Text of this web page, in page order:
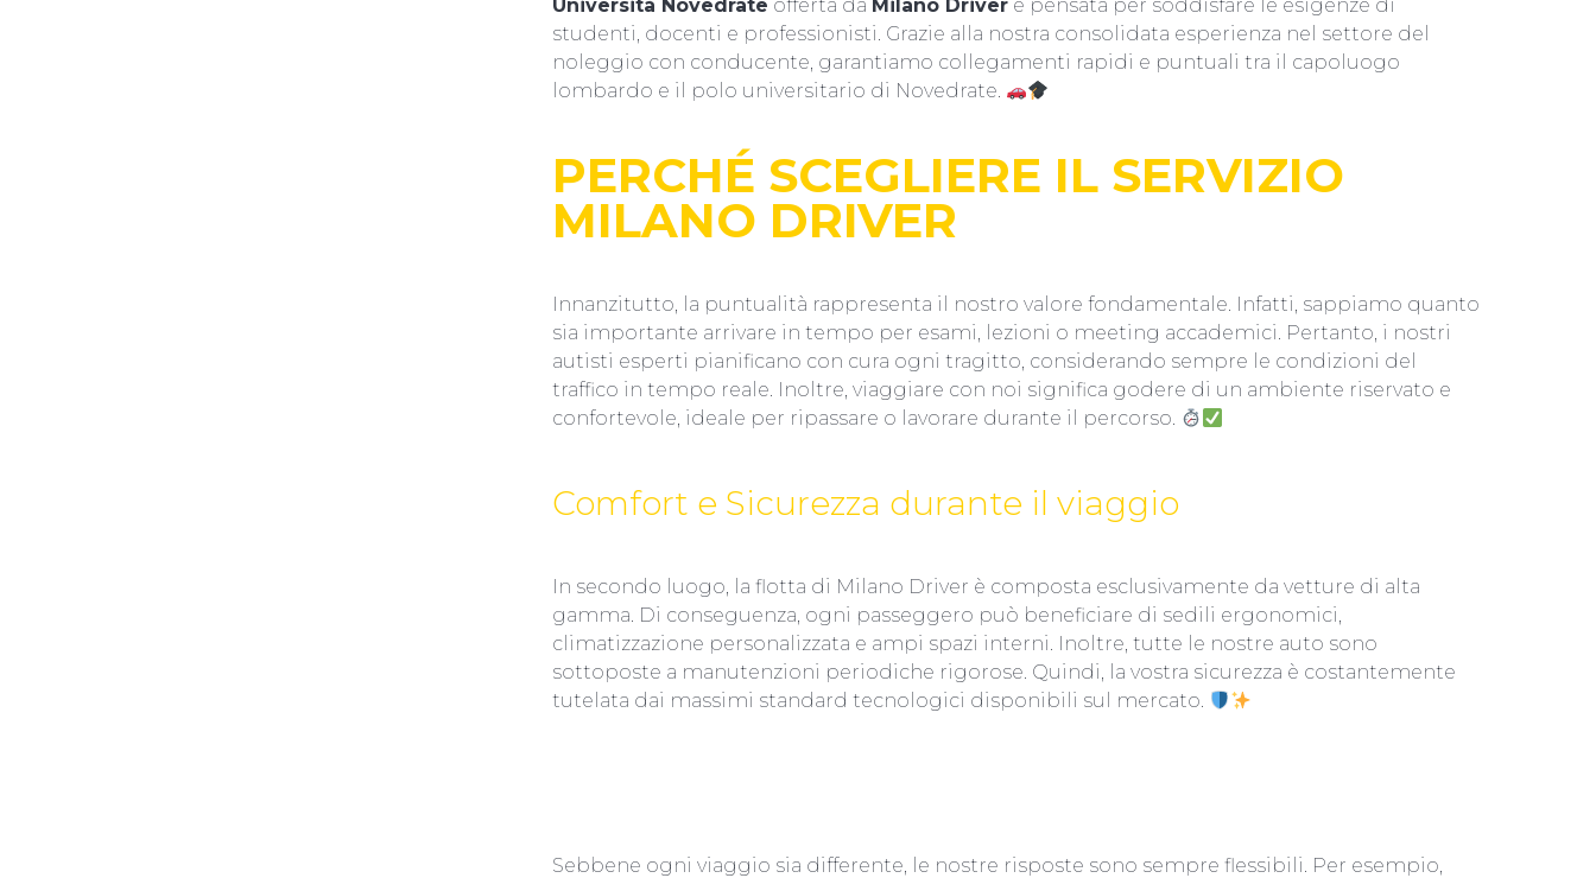
Università Novedrate offerta da Milano Driverè pensata per soddisfare le esigenze di
studenti, docenti e professionisti. Grazie alla nostra consolidata esperienza nel settore del
noleggio con conducente, garantiamo collegamenti rapidi e puntuali tra il capoluogo
lombardo e il polo universitario di Novedrate.
PERCHÉ SCEGLIERE IL SERVIZIO
MILANO DRIVER
Innanzitutto, la puntualità rappresenta il nostro valore fondamentale. Infatti, sappiamo quanto
sia importante arrivare in tempo per esami, lezioni o meeting accademici. Pertanto, i nostri
autisti esperti pianificano con cura ogni tragitto, considerando sempre le condizioni del
traffico in tempo reale. Inoltre, viaggiare con noi significa godere di un ambiente riservato e
confortevole, ideale per ripassare o lavorare durante il percorso.
Comfort e Sicurezza durante il viaggio
In secondo luogo, la flotta di Milano Driver è composta esclusivamente da vetture di alta
gamma. Di conseguenza, ogni passeggero può beneficiare di sedili ergonomici,
climatizzazione personalizzata e ampi spazi interni. Inoltre, tutte le nostre auto sono
sottoposte a manutenzioni periodiche rigorose. Quindi, la vostra sicurezza è costantemente
tutelata dai massimi standard tecnologici disponibili sul mercato.
Sebbene ogni viaggio sia differente, le nostre risposte sono sempre flessibili. Per esempio,